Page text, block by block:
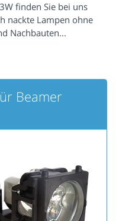
finden Sie bei uns
nackte Lampen ohne
Nachbauten...
Beamer